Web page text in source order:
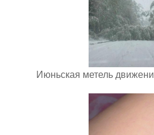
Июньская метель